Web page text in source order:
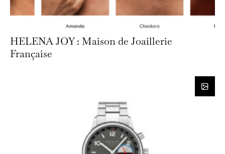
HELENA JOY : Maison de Joaillerie
Française